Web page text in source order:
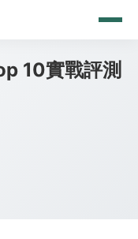
10實戰評測